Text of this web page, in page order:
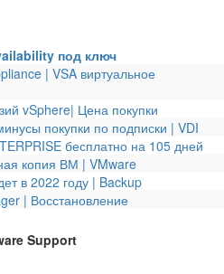
под ключ
| VSA виртуальное
vSphere| Цена покупки
покупки по подписки | VDI
бесплатно на 105 дней
копия ВМ | VMware
в 2022 году | Backup
| Восстановление
Support